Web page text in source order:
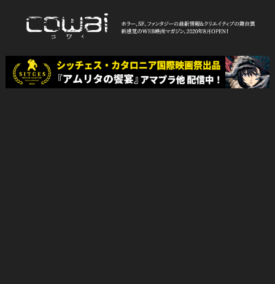
WEB映画マガジン「cowai コ
ワイ」